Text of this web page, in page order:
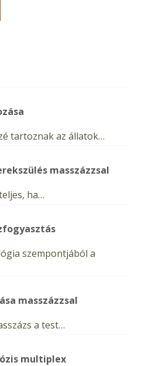
tartoznak az állatok…
masszázzsal
ha…
szempontjából a
masszázzsal
a test…
multiplex